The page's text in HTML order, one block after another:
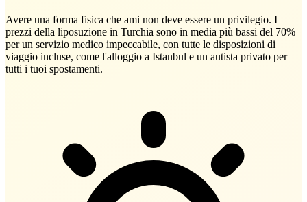
Avere una forma fisica che ami non deve essere un privilegio. I
prezzi della liposuzione in Turchia sono in media più bassi del 70%
per un servizio medico impeccabile, con tutte le disposizioni di
viaggio incluse, come l'alloggio a Istanbul e un autista privato per
tutti i tuoi spostamenti.